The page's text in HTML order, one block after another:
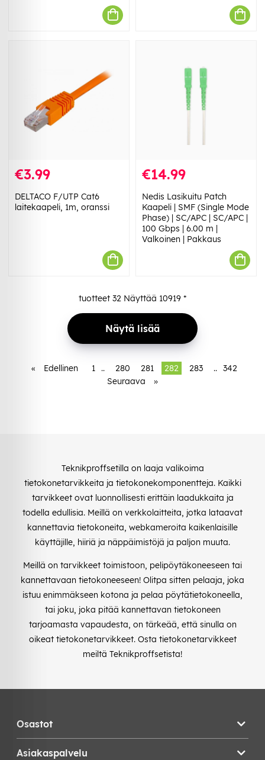
€3.99
DELTACO F/UTP Cat6
laitekaapeli, 1m, oranssi
€14.99
Nedis Lasikuitu Patch
Kaapeli | SMF (Single Mode
Phase) | SC/APC | SC/APC |
100 Gbps | 6.00 m |
Valkoinen | Pakkaus
tuotteet 32 Näyttää 10919 *
Näytä lisää
« Edellinen 1 .. 280 281 282 283 .. 342
Seuraava
»
Teknikproffsetilla on laaja valikoima
tietokonetarvikkeita ja tietokonekomponentteja. Kaikki
tarvikkeet ovat luonnollisesti erittäin laadukkaita ja
todella edullisia. Meillä on verkkolaitteita, jotka lataavat
kannettavia tietokoneita, webkameroita kaikenlaisille
käyttäjille, hiiriä ja näppäimistöjä ja paljon muuta.
Meillä on tarvikkeet toimistoon, pelipöytäkoneeseen tai
kannettavaan tietokoneeseen! Olitpa sitten pelaaja, joka
istuu enimmäkseen kotona ja pelaa pöytätietokoneella,
tai joku, joka pitää kannettavan tietokoneen
tarjoamasta vapaudesta, on tärkeää, että sinulla on
oikeat tietokonetarvikkeet. Osta tietokonetarvikkeet
meiltä Teknikproffsetista!
Osastot
Asiakaspalvelu